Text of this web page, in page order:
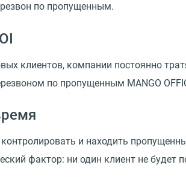
по пропущенным.
клиентов, компании постоянно
по пропущенным MANGO
и находить
фактор: ни один клиент не будет